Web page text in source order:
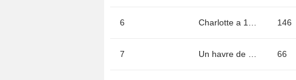
6 Charlotte a 17 ans 146
7 Un havre de paix 66